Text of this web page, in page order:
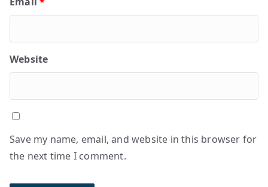
Website
Save my name, email, and website in this browser for
the next time I comment.